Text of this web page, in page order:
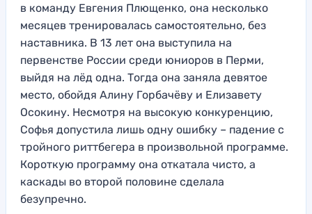
в команду Евгения Плющенко, она несколько
месяцев тренировалась самостоятельно, без
наставника. В 13 лет она выступила на
первенстве России среди юниоров в Перми,
выйдя на лёд одна. Тогда она заняла девятое
место, обойдя Алину Горбачёву и Елизавету
Осокину. Несмотря на высокую конкуренцию,
Софья допустила лишь одну ошибку – падение с
тройного риттбегера в произвольной программе.
Короткую программу она откатала чисто, а
каскады во второй половине сделала
безупречно.